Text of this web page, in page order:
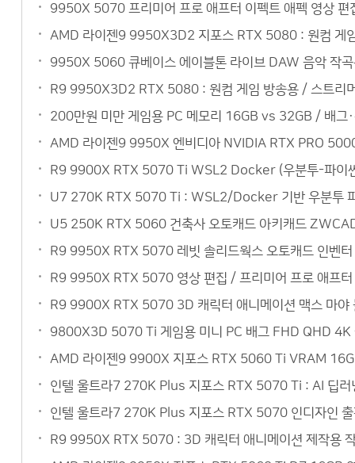
9950X 5070 프리미어 프로 애프터 이펙트 애펙 영상 편
AMD 라이젠9 9950X3D2 지포스 RTX 5080 : 원컴 게
9950X 5060 큐베이스 에이블톤 라이브 DAW 음악 작
R9 9950X3D2 RTX 5080 : 원컴 게임 방송용 / 스트리
200만원 미만 게임용 PC 메모리 16GB vs 32GB / 배그
AMD 라이젠9 9950X 엔비디아 NVIDIA RTX PRO
R9 9900X RTX 5070 Ti WSL2 Docker (우분투-파이
U7 270K RTX 5070 Ti : WSL2/Docker 기반 우분투 파
U5 250K RTX 5060 건축사 오토캐드 아키캐드
R9 9950X RTX 5070 레빗 솔리드웍스 오토캐드 인벤
R9 9950X RTX 5070 영상 편집 / 프리미어 프로 애프터
R9 9900X RTX 5070 3D 캐릭터 애니메이션 맥스 마야
9800X3D 5070 Ti 게임용 미니 PC 배그 FHD QHD 4K
AMD 라이젠9 9900X 지포스 RTX 5060 Ti VRAM
인텔 울트라7 270K Plus 지포스 RTX 5070 Ti : AI 딥러
인텔 울트라7 270K Plus 지포스 RTX 5070 인디자인
R9 9950X RTX 5070 : 3D 캐릭터 애니메이션 제작용